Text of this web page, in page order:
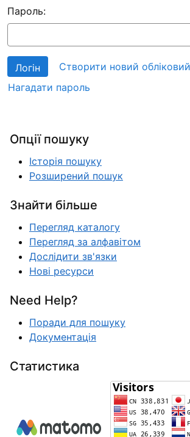
Пароль:
Створити новий
Нагадати пароль
Опції пошуку
Історія пошуку
Розширений пошук
Знайти більше
Перегляд каталогу
Перегляд за алфавітом
Дослідити зв'язки
Нові ресурси
Need Help?
Поради для пошуку
Документація
Статистика